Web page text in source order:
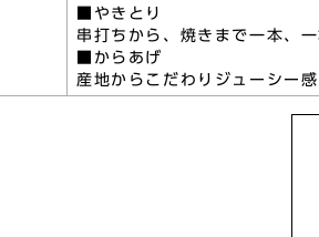
■やきとり
串打ちから、焼きまで一本、
■からあげ
産地からこだわりジューシー